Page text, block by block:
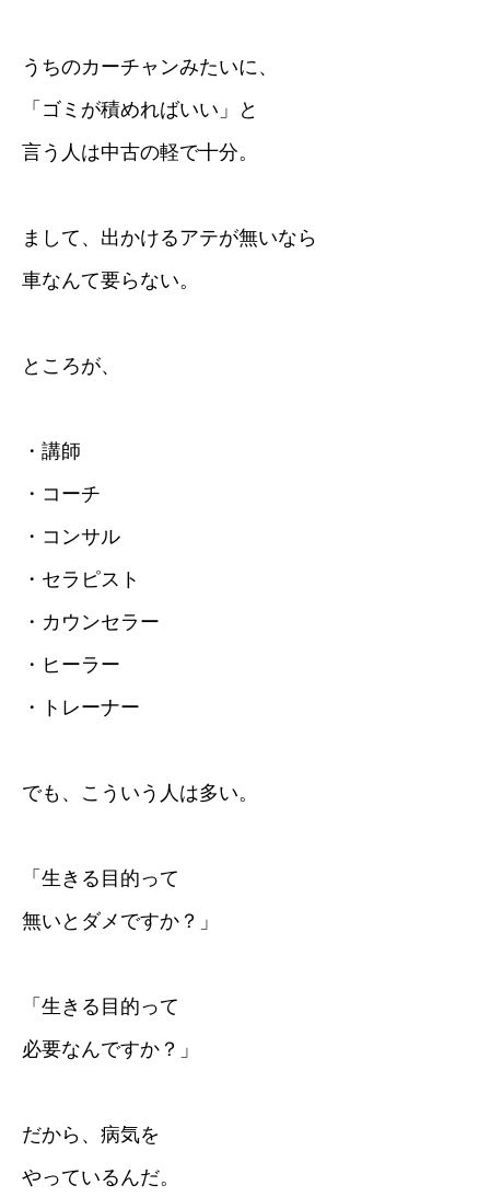
うちのカーチャンみたいに、
「ゴミが積めればいい」と
言う人は中古の軽で十分。
まして、出かけるアテが無いなら
車なんて要らない。
ところが、
・講師
・コーチ
・コンサル
・セラピスト
・カウンセラー
・ヒーラー
・トレーナー
でも、こういう人は多い。
「生きる目的って
無いとダメですか？」
「生きる目的って
必要なんですか？」
だから、病気を
やっているんだ。